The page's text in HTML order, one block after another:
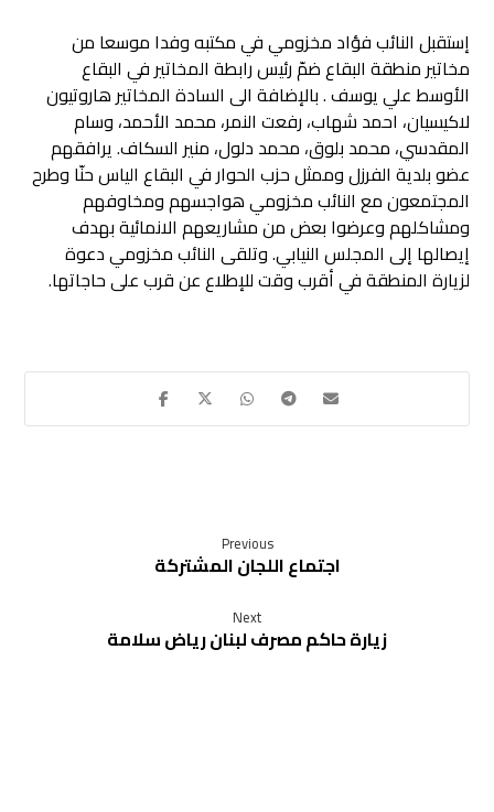
إستقبل النائب فؤاد مخزومي في مكتبه وفدا موسعا من
مخاتير منطقة البقاع ضمّ رئيس رابطة المخاتير في البقاع
الأوسط علي يوسف . بالإضافة الى السادة المخاتير هاروتيون
لاكيسيان، احمد شهاب، رفعت النمر، محمد الأحمد، وسام
المقدسي، محمد بلوق، محمد دلول، منير السكاف. يرافقهم
عضو بلدية الفرزل وممثل حزب الحوار في البقاع الياس حنّا وطرح
المجتمعون مع النائب مخزومي هواجسهم ومخاوفهم
ومشاكلهم وعرضوا بعض من مشاريعهم الانمائية بهدف
إيصالها إلى المجلس النيابي. وتلقى النائب مخزومي دعوة
لزيارة المنطقة في أقرب وقت للإطلاع عن قرب على حاجاتها.
Previous
اجتماع اللجان المشتركة
Next
زيارة حاكم مصرف لبنان رياض سلامة